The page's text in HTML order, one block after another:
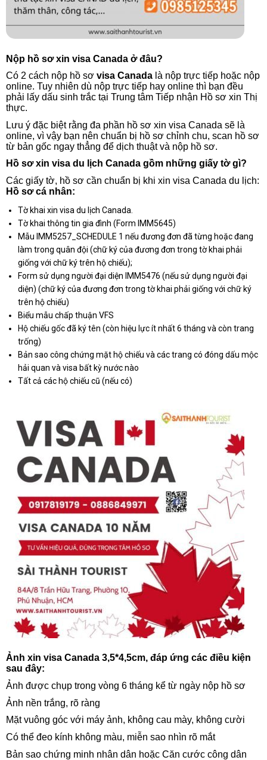
Nộp hồ sơ xin visa Canada ở đâu?
Có 2 cách nộp hồ sơ visa Canada là nộp trực tiếp hoặc nộp
online. Tuy nhiên dù nộp trực tiếp hay online thì bạn đều
phải lấy dấu sinh trắc tại Trung tâm Tiếp nhận Hồ sơ xin Thị
thực.
Lưu ý đặc biệt rằng đa phần hồ sơ xin visa Canada sẽ là
online, vì vậy bạn nên chuẩn bị hồ sơ chỉnh chu, scan hồ sơ
từ bản gốc ngay thẳng để dịch thuật và nộp hồ sơ.
Hồ sơ xin visa du lịch Canada gồm những giấy tờ gì?
Các giấy tờ, hồ sơ cần chuẩn bị khi xin visa Canada du lịch:
Hồ sơ cá nhân:
Tờ khai xin visa du lịch Canada.
Tờ khai thông tin gia đình (Form IMM5645)
Mẫu IMM5257_SCHEDULE 1 nếu đương đơn đã từng hoặc đang
làm trong quân đội (chữ ký của đương đơn trong tờ khai phải
giống với chữ ký trên hộ chiếu);
Form sử dụng người đại diện IMM5476 (nếu sử dụng người đại
diện) (chữ ký của đương đơn trong tờ khai phải giống với chữ ký
trên hộ chiếu)
Biểu mẫu chấp thuận VFS
Hộ chiếu gốc đã ký tên (còn hiệu lực ít nhất 6 tháng và còn trang
trống)
Bản sao công chứng mặt hộ chiếu và các trang có đóng dấu mộc
hải quan và visa bất kỳ nước nào
Tất cả các hộ chiếu cũ (nếu có)
Ảnh xin visa Canada 3,5*4,5cm, đáp ứng các điều kiện
sau đây:
Ảnh được chụp trong vòng 6 tháng kể từ ngày nộp hồ sơ
Ảnh nền trắng, rõ ràng
Mặt vuông góc với máy ảnh, không cau mày, không cười
Có thể đeo kính không màu, miễn sao nhìn rõ mắt
Bản sao chứng minh nhân dân hoặc Căn cước công dân